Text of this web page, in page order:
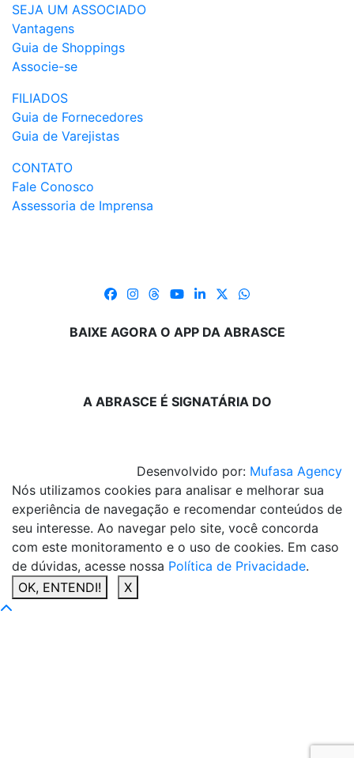
SEJA UM ASSOCIADO
Vantagens
Guia de Shoppings
Associe-se
FILIADOS
Guia de Fornecedores
Guia de Varejistas
CONTATO
Fale Conosco
Assessoria de Imprensa
BAIXE AGORA O APP DA ABRASCE
A ABRASCE É SIGNATÁRIA DO
Desenvolvido por: Mufasa Agency
Nós utilizamos cookies para analisar e melhorar sua
experiência de navegação e recomendar conteúdos de
seu interesse. Ao navegar pelo site, você concorda
com este monitoramento e o uso de cookies. Em caso
de dúvidas, acesse nossa Política de Privacidade.
OK, ENTENDI!
X